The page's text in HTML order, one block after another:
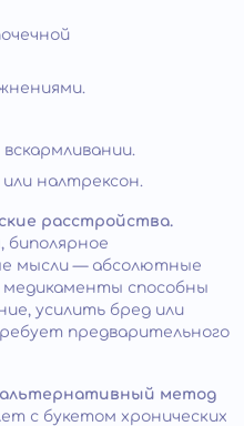
налтрексон.
расстройства.
биполярное
мысли — абсолютные
медикаменты способны
усилить бред или
предварительного
альтернативный метод
с букетом хронических